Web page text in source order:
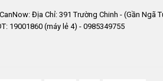
Địa Chỉ: 391 Trường Chinh - (Gần Ngã
19001860 (máy lẻ 4) - 0985349755